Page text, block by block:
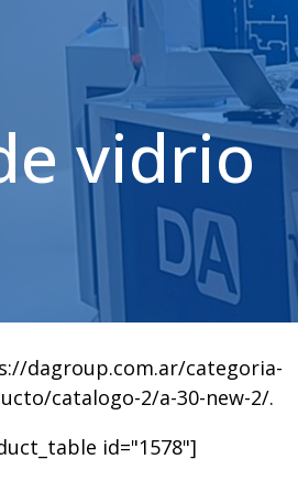
vidrio
dagroup.com.ar/categoria-
catalogo-2/a-30-new-2/.
id="1578"]